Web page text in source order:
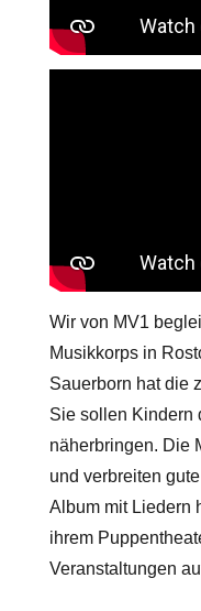
Wir von MV1
Musikkorps in
Sauerborn hat die
Sie sollen Kindern
näherbringen. Die
und verbreiten
Album mit Liedern
ihrem
Veranstaltungen